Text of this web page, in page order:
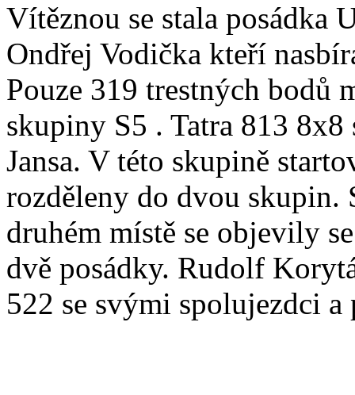
Vítěznou se stala posádka
Ondřej Vodička kteří
Pouze 319 trestných bodů
skupiny S5 . Tatra 813
Jansa. V této skupině
rozděleny do dvou skupin.
druhém místě se objevily
dvě posádky. Rudolf
522 se svými spolujezdci